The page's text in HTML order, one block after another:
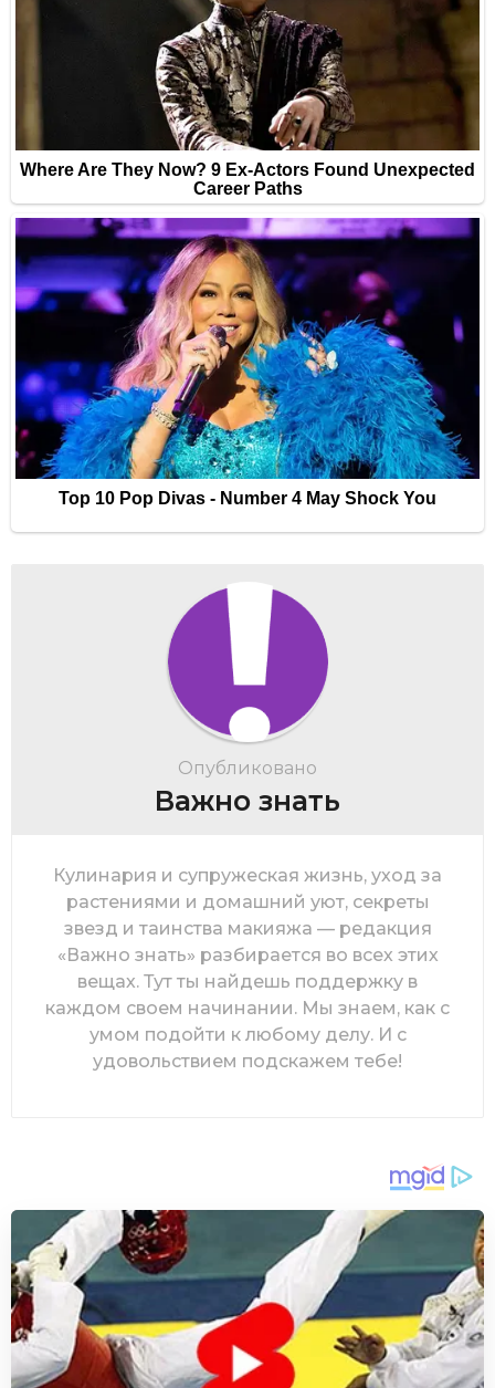
Опубликовано
Важно знать
Кулинария и супружеская жизнь, уход за
растениями и домашний уют, секреты
звезд и таинства макияжа — редакция
«Важно знать» разбирается во всех этих
вещах. Тут ты найдешь поддержку в
каждом своем начинании. Мы знаем, как с
умом подойти к любому делу. И с
удовольствием подскажем тебе!